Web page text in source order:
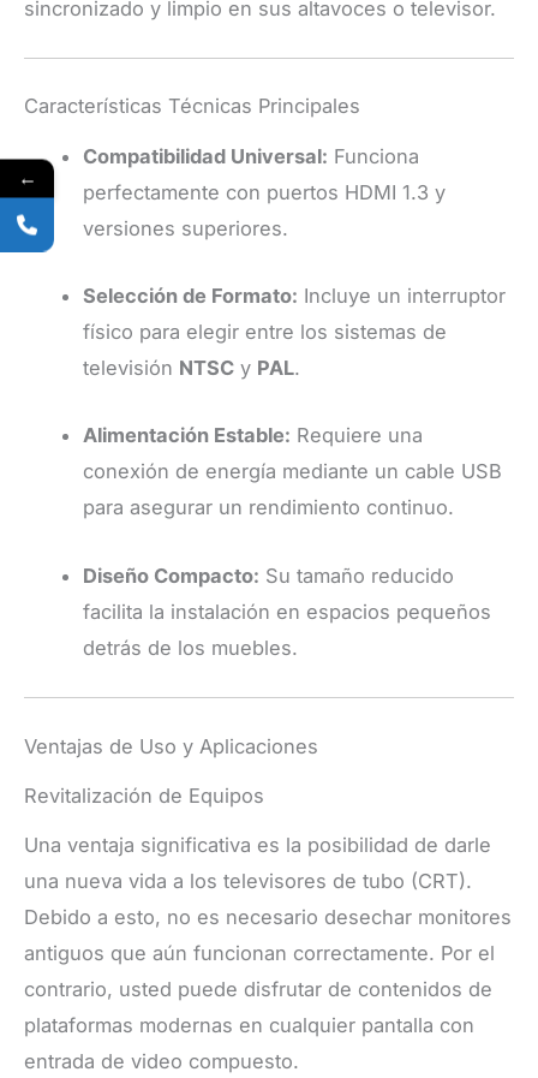
sincronizado y limpio en sus altavoces o televisor.
Características Técnicas Principales
Compatibilidad Universal: Funciona
perfectamente con puertos HDMI 1.3 y
versiones superiores.
Selección de Formato: Incluye un interruptor
físico para elegir entre los sistemas de
televisión NTSC y PAL.
Alimentación Estable: Requiere una
conexión de energía mediante un cable USB
para asegurar un rendimiento continuo.
Diseño Compacto: Su tamaño reducido
facilita la instalación en espacios pequeños
detrás de los muebles.
Ventajas de Uso y Aplicaciones
Revitalización de Equipos
Una ventaja significativa es la posibilidad de darle
una nueva vida a los televisores de tubo (CRT).
Debido a esto, no es necesario desechar monitores
antiguos que aún funcionan correctamente. Por el
contrario, usted puede disfrutar de contenidos de
plataformas modernas en cualquier pantalla con
entrada de video compuesto.
←